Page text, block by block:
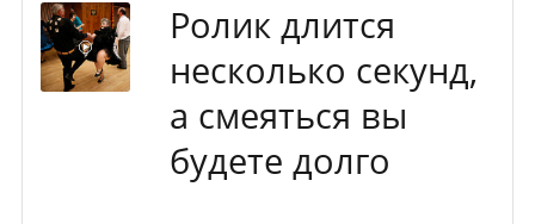
Ролик длится
несколько секунд,
а смеяться вы
будете долго